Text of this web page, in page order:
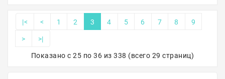
|< < 1 2 3 4 5 6 7 8 9
> >|
Показано с 25 по 36 из 338 (всего 29 страниц)